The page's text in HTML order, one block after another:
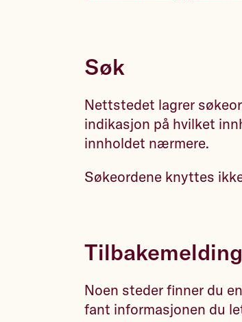
Søk
Nettstedet lagrer
indikasjon på hvilket
innholdet nærmere.
Søkeordene knyttes
Noen steder finner du
fant informasjonen du